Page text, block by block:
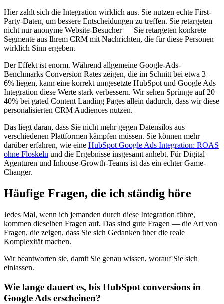
Hier zahlt sich die Integration wirklich aus. Sie nutzen echte First-
Party-Daten, um bessere Entscheidungen zu treffen. Sie retargeten
nicht nur anonyme Website-Besucher — Sie retargeten konkrete
Segmente aus Ihrem CRM mit Nachrichten, die für diese Personen
wirklich Sinn ergeben.
Der Effekt ist enorm. Während allgemeine Google-Ads-
Benchmarks Conversion Rates zeigen, die im Schnitt bei etwa 3–
6% liegen, kann eine korrekt umgesetzte HubSpot und Google Ads
Integration diese Werte stark verbessern. Wir sehen Sprünge auf 20–
40% bei gated Content Landing Pages allein dadurch, dass wir diese
personalisierten CRM Audiences nutzen.
Das liegt daran, dass Sie nicht mehr gegen Datensilos aus
verschiedenen Plattformen kämpfen müssen. Sie können mehr
darüber erfahren, wie eine HubSpot Google Ads Integration: ROAS
ohne Floskeln und die Ergebnisse insgesamt anhebt. Für Digital
Agenturen und Inhouse-Growth-Teams ist das ein echter Game-
Changer.
Häufige Fragen, die ich ständig höre
Jedes Mal, wenn ich jemanden durch diese Integration führe,
kommen dieselben Fragen auf. Das sind gute Fragen — die Art von
Fragen, die zeigen, dass Sie sich Gedanken über die reale
Komplexität machen.
Wir beantworten sie, damit Sie genau wissen, worauf Sie sich
einlassen.
Wie lange dauert es, bis HubSpot conversions in
Google Ads erscheinen?